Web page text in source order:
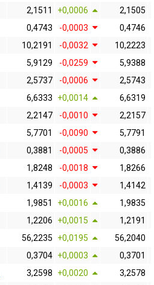
2,1511 +0,0006
2,1505
0,4743 -0,0003
0,4746
10,2191 -0,0032
10,2223
5,9129 -0,0259
5,9388
2,5737 -0,0006
2,5743
6,6333 +0,0014
6,6319
2,2147 -0,0010
2,2157
5,7701 -0,0090
5,7791
0,3881 -0,0005
0,3886
1,8248 -0,0018
1,8266
1,4139 -0,0003
1,4142
1,9851 +0,0016
1,9835
1,2206 +0,0015
1,2191
56,2235 +0,0195
56,2040
0,3704 +0,0003
0,3701
3,2598 +0,0020
3,2578